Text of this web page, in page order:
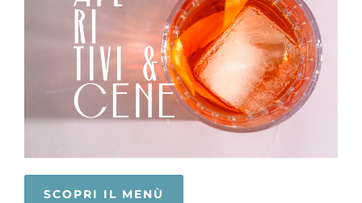
SCOPRI IL MENÙ